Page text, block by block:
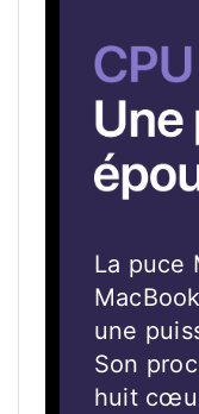
COEURS.
UNE
PUCE
La puce
une
Son
huit